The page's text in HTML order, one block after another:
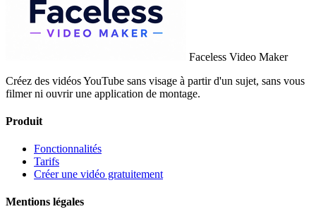
Faceless Video Maker
Créez des vidéos YouTube sans visage à partir d'un sujet, sans vous
filmer ni ouvrir une application de montage.
Produit
Fonctionnalités
Tarifs
Créer une vidéo gratuitement
Mentions légales